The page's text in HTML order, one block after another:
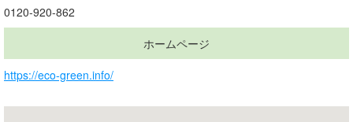
0120-920-862
ホームページ
https://eco-green.info/